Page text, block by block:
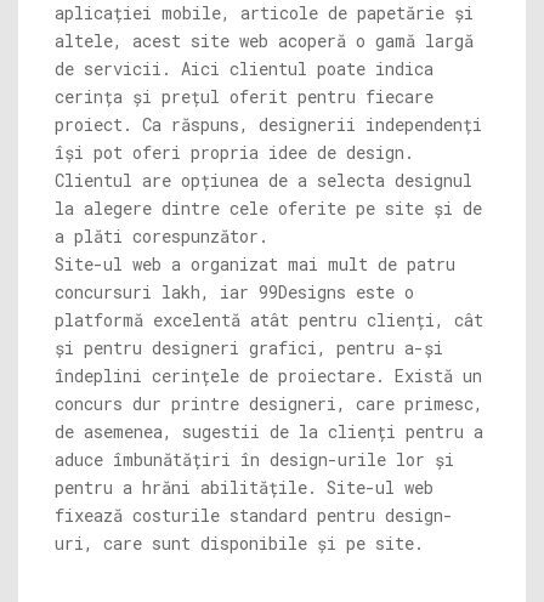
aplicației mobile, articole de papetărie și
altele, acest site web acoperă o gamă largă
de servicii. Aici clientul poate indica
cerința și prețul oferit pentru fiecare
proiect. Ca răspuns, designerii independenți
își pot oferi propria idee de design.
Clientul are opțiunea de a selecta designul
la alegere dintre cele oferite pe site și de
a plăti corespunzător.
Site-ul web a organizat mai mult de patru
concursuri lakh, iar 99Designs este o
platformă excelentă atât pentru clienți, cât
și pentru designeri grafici, pentru a-și
îndeplini cerințele de proiectare. Există un
concurs dur printre designeri, care primesc,
de asemenea, sugestii de la clienți pentru a
aduce îmbunătățiri în design-urile lor și
pentru a hrăni abilitățile. Site-ul web
fixează costurile standard pentru design-
uri, care sunt disponibile și pe site.